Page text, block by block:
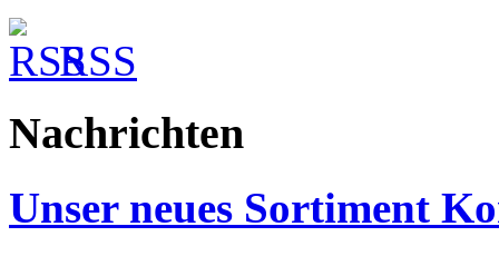
RSS
Nachrichten
Unser neues Sortiment